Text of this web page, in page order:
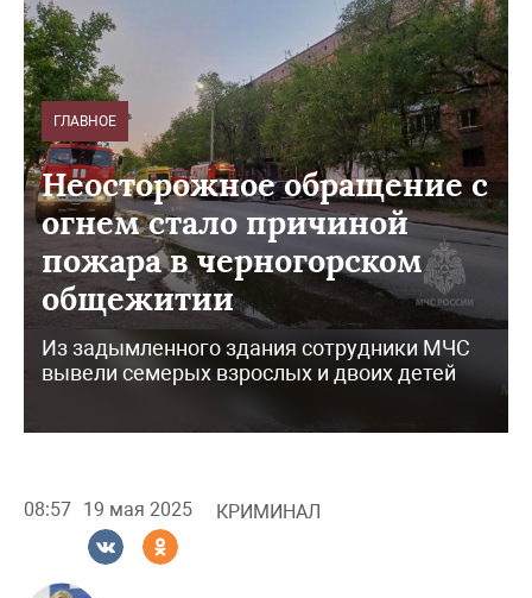
ГЛАВНОЕ
Неосторожное обращение с
огнем стало причиной
пожара в черногорском
общежитии
Из задымленного здания сотрудники МЧС
вывели семерых взрослых и двоих детей
08:57 19 мая 2025 КРИМИНАЛ